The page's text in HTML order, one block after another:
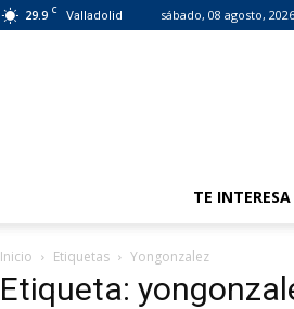
29.9 C Valladolid sábado, 08 agosto, 2026
TE INTERESA
Inicio Etiquetas Yongonzalez
Etiqueta: